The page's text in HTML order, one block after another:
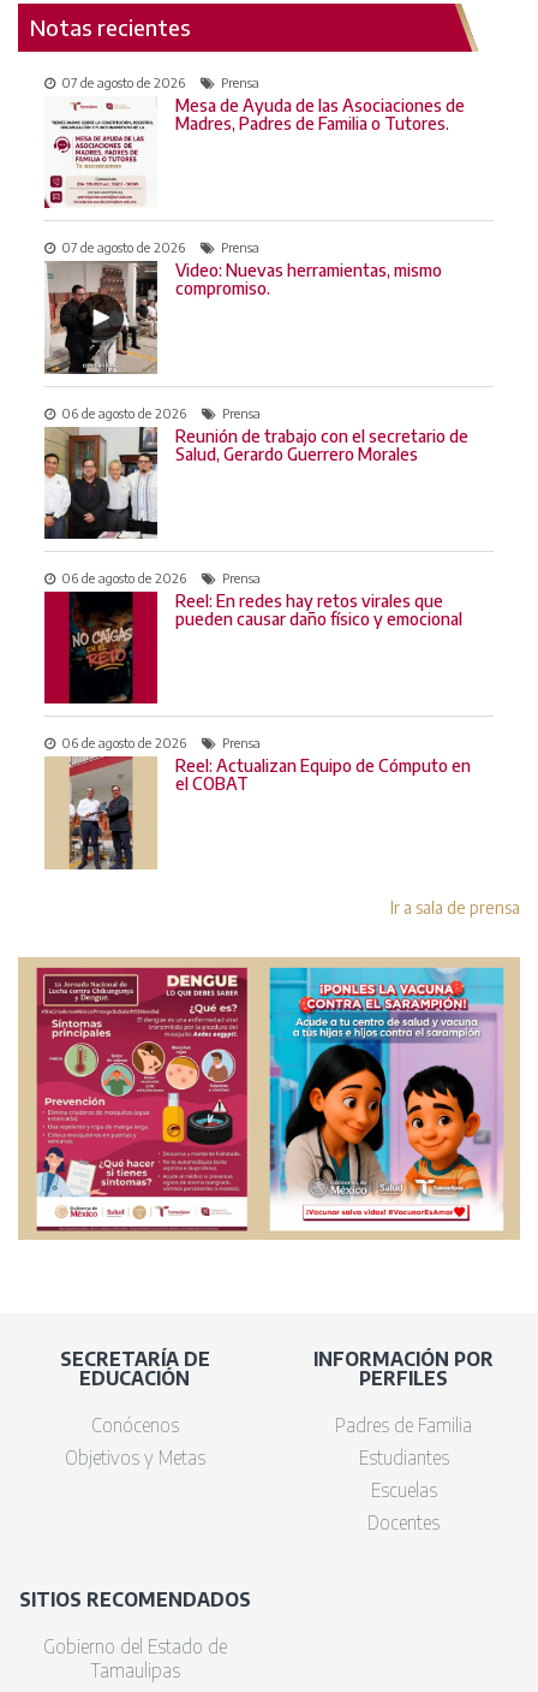
Notas recientes
07 de agosto de 2026 Prensa
Mesa de Ayuda de las Asociaciones de
Madres, Padres de Familia o Tutores.
07 de agosto de 2026 Prensa
Video: Nuevas herramientas, mismo
compromiso.
06 de agosto de 2026 Prensa
Reunión de trabajo con el secretario de
Salud, Gerardo Guerrero Morales
06 de agosto de 2026 Prensa
Reel: En redes hay retos virales que
pueden causar daño físico y emocional
06 de agosto de 2026 Prensa
Reel: Actualizan Equipo de Cómputo en
el COBAT
Ir a sala de prensa
SECRETARÍA DE
EDUCACIÓN
Conócenos
Objetivos y Metas
INFORMACIÓN POR
PERFILES
Padres de Familia
Estudiantes
Escuelas
Docentes
SITIOS RECOMENDADOS
Gobierno del Estado de
Tamaulipas